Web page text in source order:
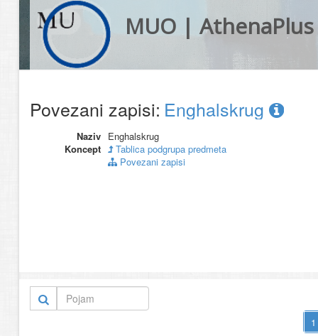
MUO | AthenaPlus
Povezani zapisi: Enghalskrug
Naziv Enghalskrug
Koncept
Tablica podgrupa predmeta
Povezani zapisi